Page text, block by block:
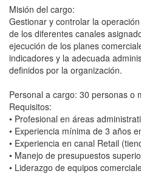
Misión del cargo:
Gestionar y controlar la
de los diferentes canales
ejecución de los planes
indicadores y la adecuada
definidos por la organización.
Personal a cargo: 30 personas o
Requisitos:
• Profesional en áreas
• Experiencia mínima de 3 años
• Experiencia en canal Retail
• Manejo de presupuestos
• Liderazgo de equipos